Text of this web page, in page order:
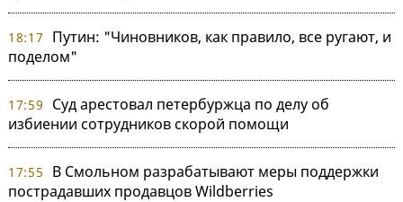
18:17
Путин: "Чиновников, как правило, все ругают, и
поделом"
17:59
Суд арестовал петербуржца по делу об
избиении сотрудников скорой помощи
17:55
В Смольном разрабатывают меры поддержки
пострадавших продавцов Wildberries